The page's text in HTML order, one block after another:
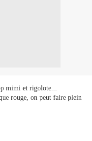
mimi et rigolote...
rouge, on peut faire plein